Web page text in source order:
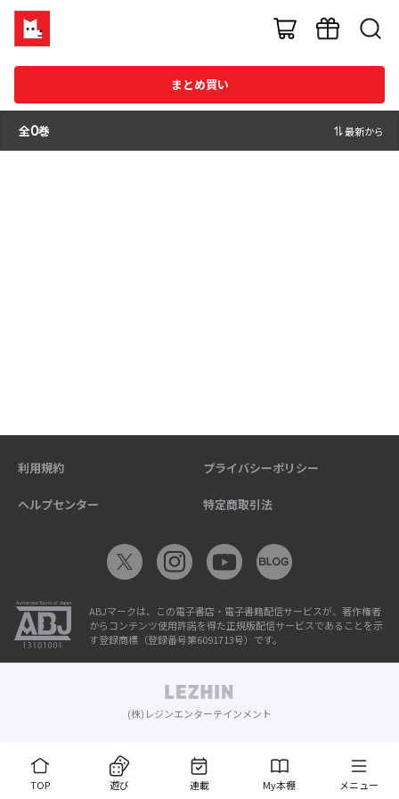
まとめ買い
全0巻 最新から
TOP 遊び 連載 My本棚 メニュー
利用規約 プライバシーポリシー
ヘルプセンター 特定商取引法
ABJマークは、この電子書店・電子書籍配信サービスが、著作権者
からコンテンツ使用許諾を得た正規版配信サービスであることを示
す登録商標（登録番号第6091713号）です。
(株)レジンエンターテインメント